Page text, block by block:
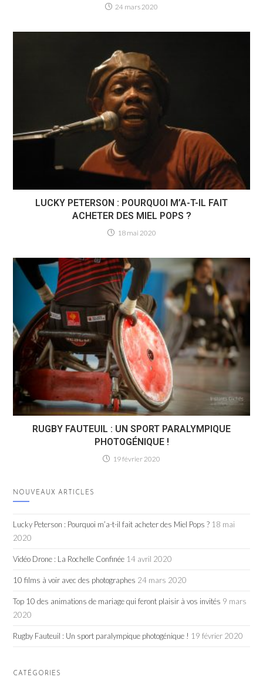
24 mars 2020
LUCKY PETERSON : POURQUOI M’A-T-IL FAIT
ACHETER DES MIEL POPS ?
18 mai 2020
RUGBY FAUTEUIL : UN SPORT PARALYMPIQUE
PHOTOGÉNIQUE !
19 février 2020
NOUVEAUX ARTICLES
Lucky Peterson : Pourquoi m’a-t-il fait acheter des Miel Pops ? 18 mai
2020
Vidéo Drone : La Rochelle Confinée 14 avril 2020
10 films à voir avec des photographes 24 mars 2020
Top 10 des animations de mariage qui feront plaisir à vos invités 9 mars
2020
Rugby Fauteuil : Un sport paralympique photogénique ! 19 février 2020
CATÉGORIES